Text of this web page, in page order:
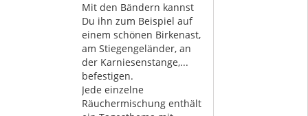
Mit den Bändern kannst
Du ihn zum Beispiel auf
einem schönen Birkenast,
am Stiegengeländer, an
der Karniesenstange,...
befestigen.
Jede einzelne
Räuchermischung enthält